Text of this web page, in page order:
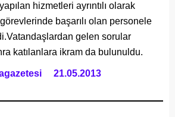
hizmetleri ayrıntılı olarak
başarılı olan personele
gelen sorular
katılanlara ikram da bulunuldu.
21.05.2013